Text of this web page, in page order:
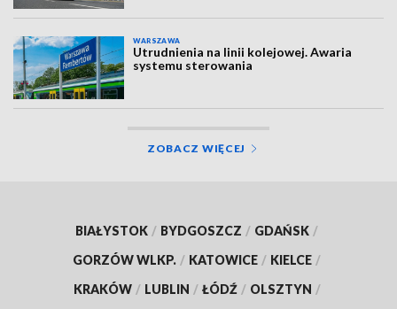
WARSZAWA
Utrudnienia na linii kolejowej. Awaria
systemu sterowania
ZOBACZ WIĘCEJ
BIAŁYSTOK / BYDGOSZCZ / GDAŃSK /
GORZÓW WLKP. / KATOWICE / KIELCE /
KRAKÓW / LUBLIN / ŁÓDŹ / OLSZTYN /